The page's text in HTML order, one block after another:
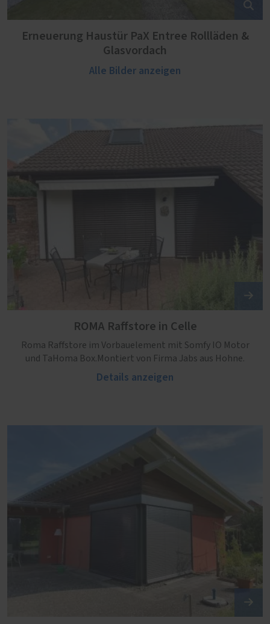
Erneuerung Haustür PaX Entree Rollläden &
Glasvordach
Alle Bilder anzeigen
ROMA Raffstore in Celle
Roma Raffstore im Vorbauelement mit Somfy IO Motor
und TaHoma Box.Montiert von Firma Jabs aus Hohne.
Details anzeigen